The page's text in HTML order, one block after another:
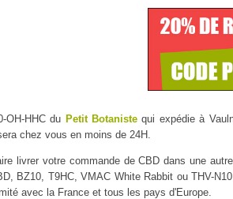
OH-HHC du Petit Botaniste qui expédie à
chez vous en moins de 24H.
livrer votre commande de CBD dans une
BZ10, T9HC, VMAC White Rabbit ou THV-
avec la France et tous les pays d'Europe.